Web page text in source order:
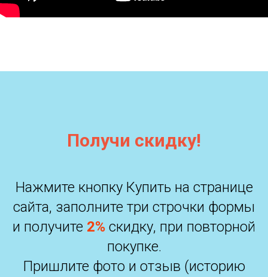
Получи скидку!
Нажмите кнопку Купить на странице
сайта, заполните три строчки формы
и получите 2% скидку, при повторной
покупке.
Пришлите фото и отзыв (историю